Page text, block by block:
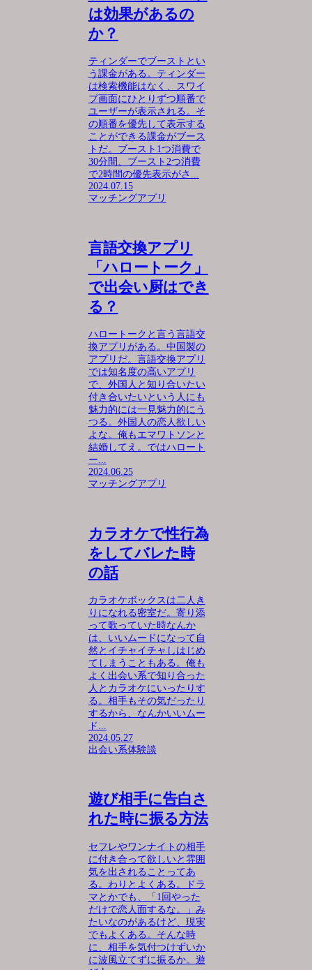
は効果があるの
か？
ティンダーでブーストとい
う課金がある。ティンダー
は検索機能はなく、スワイ
プ画面にひとりずつ順番で
ユーザーが表示される。そ
の順番を優先して表示する
ことができる課金がブース
トだ。ブースト1つ消費で
30分間、ブースト2つ消費
で2時間の優先表示がさ...
2024.07.15
マッチングアプリ
言語交換アプリ
「ハロートーク」
で出会い厨はでき
る？
ハロートークと言う言語交
換アプリがある。中国製の
アプリだ。言語交換アプリ
では知名度の高いアプリ
で、外国人と知り合いたい
付き合いたいという人にも
魅力的には一見魅力的にう
つる。外国人の恋人欲しい
よな。俺もエマワトソンと
結婚してえ。ではハロート
ー...
2024.06.25
マッチングアプリ
カラオケで性行為
をしてバレた時
の話
カラオケボックスは二人き
りになれる密室だ。寄り添
って歌っていた時なんか
は、いいムードになって自
然とイチャイチャしはじめ
てしまうこともある。俺も
よく出会い系で知り合った
人とカラオケにいったりす
る。相手もその気だったり
するから、なんかいいムー
ド...
2024.05.27
出会い系体験談
遊び相手に告白さ
れた時に振る方法
セフレやワンナイトの相手
に付き合って欲しいと雰囲
気を出されることってあ
る。わりとよくある。ドラ
マとかでも、「1回やった
だけで恋人面するな。」み
たいなのがあるけど、現実
でもよくある。そんな時
に、相手を気付つけずいか
に波風立てずに振るか。遊